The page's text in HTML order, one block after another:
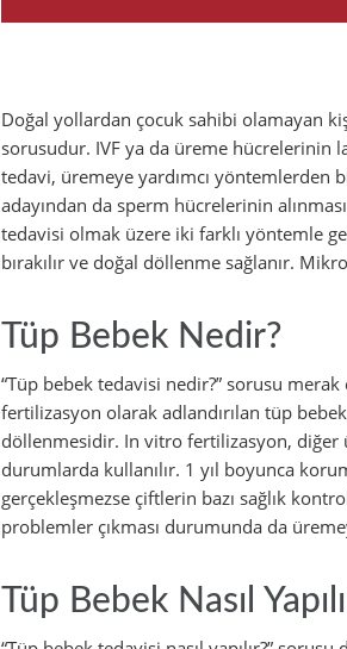
Doğal yollardan çocuk sahibi olamayan
sorusudur. IVF ya da üreme hücrelerinin
tedavi, üremeye yardımcı yöntemlerden
adayından da sperm hücrelerinin
tedavisi olmak üzere iki farklı yöntemle
bırakılır ve doğal döllenme sağlanır.
Tüp Bebek Nedir?
“Tüp bebek tedavisi nedir?” sorusu
fertilizasyon olarak adlandırılan tüp
döllenmesidir. In vitro fertilizasyon, diğer
durumlarda kullanılır. 1 yıl boyunca
gerçekleşmezse çiftlerin bazı sağlık
problemler çıkması durumunda da
Tüp Bebek Nasıl